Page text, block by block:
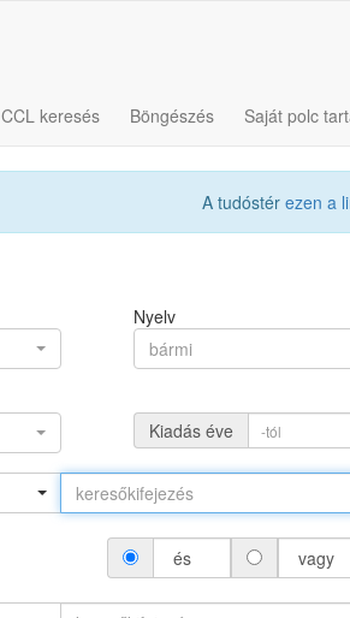
CCL keresés Böngészés Saját polc
A tudóstér ezen a
Nyelv
bármi
Kiadás éve
és vagy